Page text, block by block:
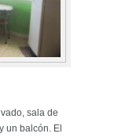
sala de
un balcón. El